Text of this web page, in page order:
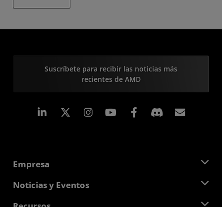
Suscríbete para recibir las noticias más
recientes de AMD
LinkedIn Instagram Facebook
Empresa
Acerca de AMD
Noticias y Eventos
Sala de prensa